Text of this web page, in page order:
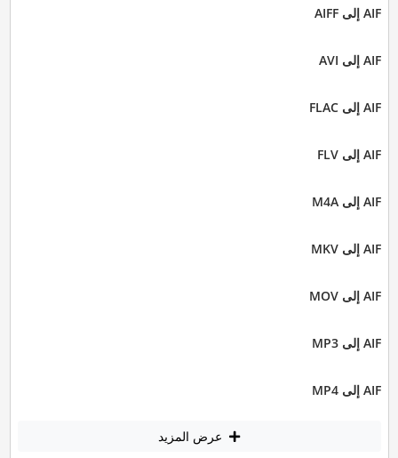
AIF إلى AIFF
AIF إلى AVI
AIF إلى FLAC
AIF إلى FLV
AIF إلى M4A
AIF إلى MKV
AIF إلى MOV
AIF إلى MP3
AIF إلى MP4
عرض المزيد